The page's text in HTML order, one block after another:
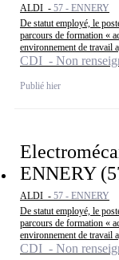
ALDI - 57 - ENNERY
De statut employé, le
parcours de formation «
environnement de travail
CDI - Non
Publié hier
ENNERY
ALDI - 57 - ENNERY
De statut employé, le
parcours de formation «
environnement de travail
CDI - Non